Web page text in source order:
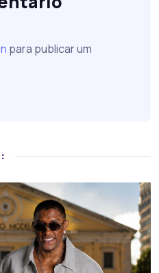
para publicar um